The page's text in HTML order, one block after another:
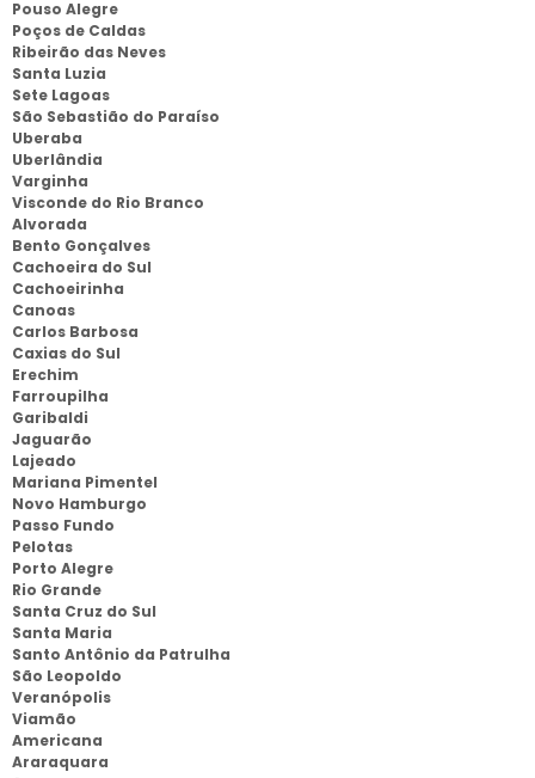
Pouso Alegre
Poços de Caldas
Ribeirão das Neves
Santa Luzia
Sete Lagoas
São Sebastião do Paraíso
Uberaba
Uberlândia
Varginha
Visconde do Rio Branco
Alvorada
Bento Gonçalves
Cachoeira do Sul
Cachoeirinha
Canoas
Carlos Barbosa
Caxias do Sul
Erechim
Farroupilha
Garibaldi
Jaguarão
Lajeado
Mariana Pimentel
Novo Hamburgo
Passo Fundo
Pelotas
Porto Alegre
Rio Grande
Santa Cruz do Sul
Santa Maria
Santo Antônio da Patrulha
São Leopoldo
Veranópolis
Viamão
Americana
Araraquara